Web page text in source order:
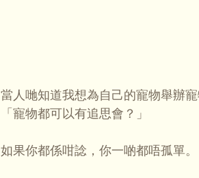
當人哋知道我想為自己的寵物舉辦
「寵物都可以有追思會？」
如果你都係咁諗，你一啲都唔孤單。